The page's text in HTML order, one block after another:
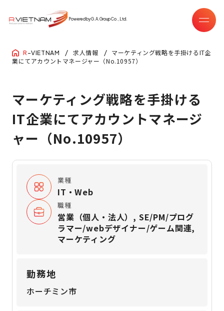
Powered by G.A.Group Co.,Ltd.
R -VIETNAM 求人情報
マーケティング戦略を手掛けるIT企
業にてアカウントマネージャー（No.10957）
マーケティング戦略を手掛ける
IT企業にてアカウントマネージ
ャー（No.10957）
業種
IT・Web
職種
営業（個人・法人）, SE/PM/プログ
ラマー/webデザイナー/ゲーム関連,
マーケティング
勤務地
ホーチミン市